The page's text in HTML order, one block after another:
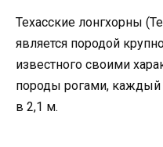
Техасские лонгхорны
является породой
известного своими
породы рогами, каждый
в 2,1 м.